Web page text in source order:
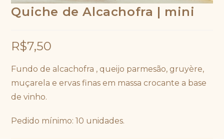
Quiche de Alcachofra | mini
R$7,50
Fundo de alcachofra , queijo parmesão, gruyère,
muçarela e ervas finas em massa crocante a base
de vinho.
Pedido mínimo: 10 unidades.